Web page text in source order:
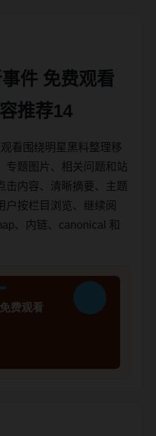
件 免费观看
推荐14
看围绕明星黑料整理移
专题图片、相关问题和站
击内容、清晰摘要、主题
户按栏目浏览、继续阅
、内链、canonical 和